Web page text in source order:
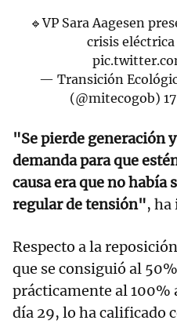
🔹VP Sara Aagesen
crisis
— Transición
(@mitecogob)
"Se pierde generación
demanda para que
causa era que no había
regular de tensión", ha
Respecto a la
que se consiguió al
prácticamente al 100%
día 29, lo ha calificado